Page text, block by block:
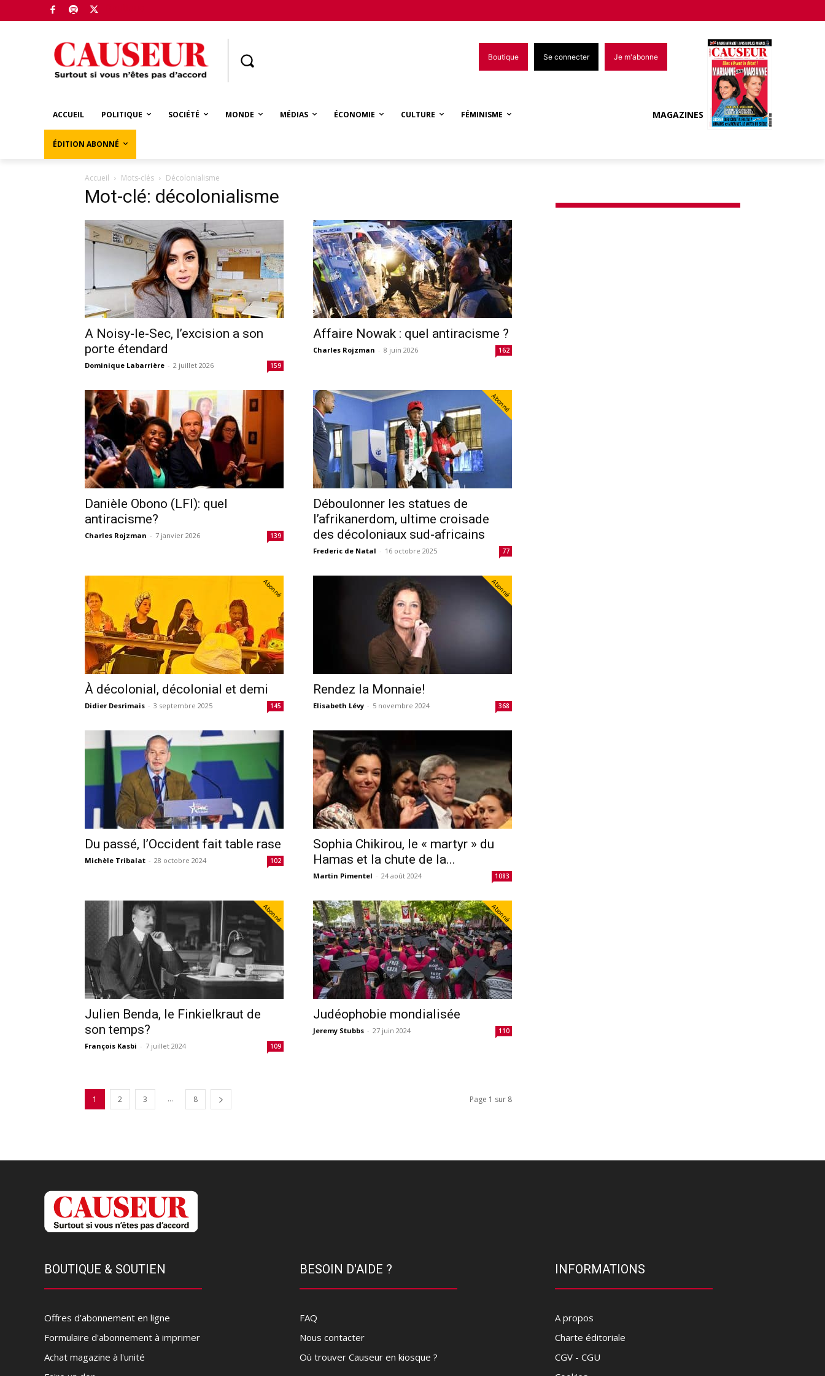
Boutique Se connecter Je m'abonne
ACCUEIL POLITIQUE SOCIÉTÉ MONDE MÉDIAS ÉCONOMIE CULTURE FÉMINISME
ÉDITION ABONNÉ
MAGAZINES
Accueil Mots-clés Décolonialisme
Mot-clé: décolonialisme
A Noisy-le-Sec, l’excision a son
porte étendard
Dominique Labarrière - 2 juillet 2026 159
Affaire Nowak : quel antiracisme ?
Charles Rojzman - 8 juin 2026 162
Danièle Obono (LFI): quel
antiracisme?
Charles Rojzman - 7 janvier 2026 139
Abonné
Déboulonner les statues de
l’afrikanerdom, ultime croisade
des décoloniaux sud-africains
Frederic de Natal - 16 octobre 2025 77
Abonné
À décolonial, décolonial et demi
Didier Desrimais - 3 septembre 2025 145
Abonné
Rendez la Monnaie!
Elisabeth Lévy - 5 novembre 2024 368
Du passé, l’Occident fait table rase
Michèle Tribalat - 28 octobre 2024 102
Sophia Chikirou, le « martyr » du
Hamas et la chute de la...
Martin Pimentel - 24 août 2024 1083
Abonné
Julien Benda, le Finkielkraut de
son temps?
François Kasbi - 7 juillet 2024 109
Abonné
Judéophobie mondialisée
Jeremy Stubbs - 27 juin 2024 110
1 2 3 ... 8 Page 1 sur 8
BOUTIQUE & SOUTIEN
Offres d’abonnement en ligne
Formulaire d'abonnement à imprimer
Achat magazine à l'unité
BESOIN D'AIDE ?
FAQ
Nous contacter
Où trouver Causeur en kiosque ?
INFORMATIONS
A propos
Charte éditoriale
CGV - CGU